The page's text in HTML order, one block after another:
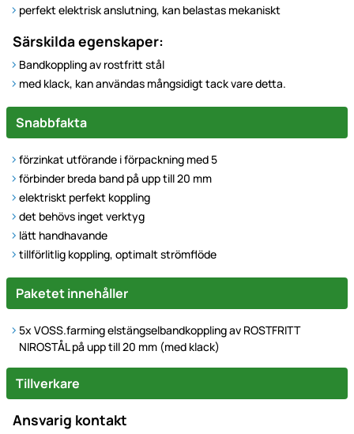
perfekt elektrisk anslutning, kan belastas mekaniskt
Särskilda egenskaper:
Bandkoppling av rostfritt stål
med klack, kan användas mångsidigt tack vare detta.
Snabbfakta
förzinkat utförande i förpackning med 5
förbinder breda band på upp till 20 mm
elektriskt perfekt koppling
det behövs inget verktyg
lätt handhavande
tillförlitlig koppling, optimalt strömflöde
Paketet innehåller
5x VOSS.farming elstängselbandkoppling av ROSTFRITT
NIROSTÅL på upp till 20 mm (med klack)
Tillverkare
Ansvarig kontakt